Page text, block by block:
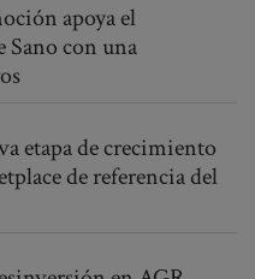
apoya el
con una
etapa de crecimiento
de referencia del